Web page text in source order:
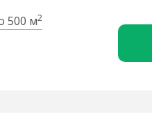
500 м2